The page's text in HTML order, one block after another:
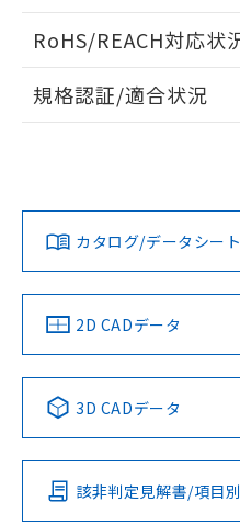
タイムチャート
A: 40mm以上、B: 30mm以上
上、n: 20mm以上
検出物体の大きさと材質によ
検出領域
ドすることができます。
ログイ
ダウンロードデータをご利用
みください。
ソフトウェアの使用条件
RoHS/REACH対応状
EU RoHS 注意事項・凡
対応済み
中国 RoHS 注意事項・凡
Pb Hg
O
規格認証/適合状況
LR型式承認
（イギリス
船舶規格）
DNV型式承
（ノルウェ
No No
この製
その他の認証はこち
カタログ/データシー
2D CADデータ
3D CADデータ
該非判定見解書/項目